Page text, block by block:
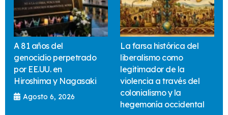
A 81 años del
genocidio perpetrado
por EE.UU. en
Hiroshima y Nagasaki
Agosto 6, 2026
La farsa histórica del
liberalismo como
legitimador de la
violencia a través del
colonialismo y la
hegemonía occidental